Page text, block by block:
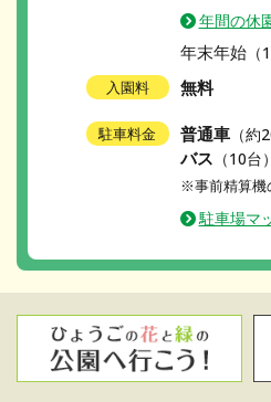
年間の休
年末年始（
入園料 無料
駐車料金 普通車（約
バス （10台）
※事前精算機
駐車場マ